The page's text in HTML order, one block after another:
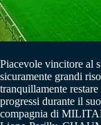
Piacevole vincitore al
sicuramente grandi
tranquillamente
progressi durante il
compagnia di